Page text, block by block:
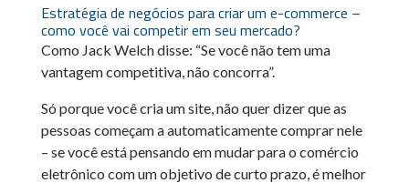
Estratégia de negócios para criar um e-commerce –
como você vai competir em seu mercado?
Como Jack Welch disse: “Se você não tem uma
vantagem competitiva, não concorra”.
Só porque você cria um site, não quer dizer que as
pessoas começam a automaticamente comprar nele
– se você está pensando em mudar para o comércio
eletrônico com um objetivo de curto prazo, é melhor